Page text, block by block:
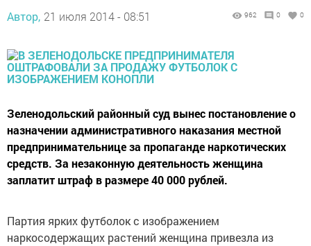
Автор, 21 июля 2014 - 08:51 962 0 0
Зеленодольский районный суд вынес постановление о
назначении административного наказания местной
предпринимательнице за пропаганде наркотических
средств. За незаконную деятельность женщина
заплатит штраф в размере 40 000 рублей.
Партия ярких футболок с изображением
наркосодержащих растений женщина привезла из